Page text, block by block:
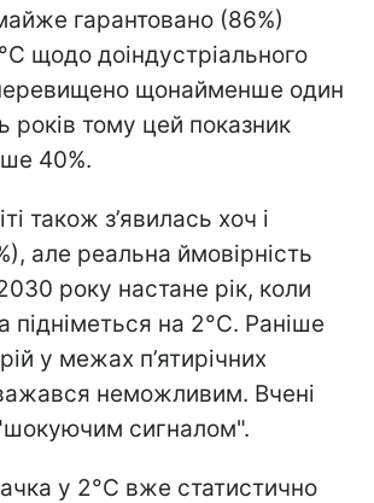
гарантовано (86%)
щодо доіндустріального
щонайменше один
років тому цей показник
40%.
також з’явилась хоч і
але реальна ймовірність
року настане рік, коли
підніметься на 2°C. Раніше
у межах п’ятирічних
неможливим. Вчені
сигналом".
у 2°C вже статистично